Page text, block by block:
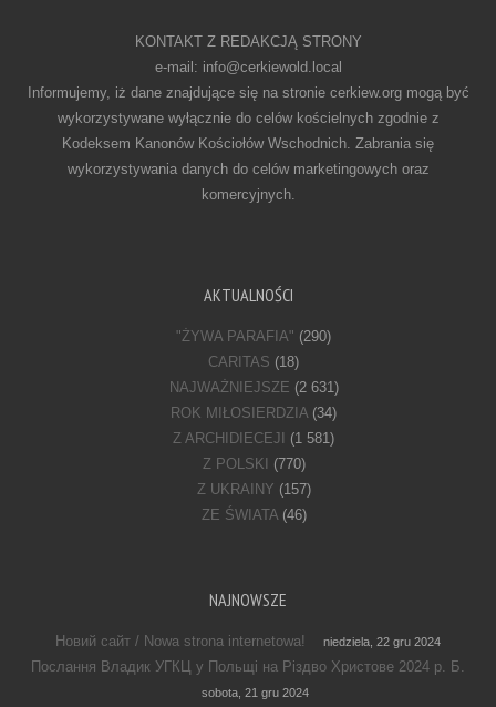
KONTAKT Z REDAKCJĄ STRONY
e-mail: info@cerkiewold.local
Informujemy, iż dane znajdujące się na stronie cerkiew.org mogą być
wykorzystywane wyłącznie do celów kościelnych zgodnie z
Kodeksem Kanonów Kościołów Wschodnich. Zabrania się
wykorzystywania danych do celów marketingowych oraz
komercyjnych.
AKTUALNOŚCI
"ŻYWA PARAFIA" (290)
CARITAS (18)
NAJWAŻNIEJSZE (2 631)
ROK MIŁOSIERDZIA(34)
Z ARCHIDIECEJI
(1 581)
Z POLSKI
(770)
Z UKRAINY (157)
ZE ŚWIATA(46)
NAJNOWSZE
Новий сайт / Nowa strona internetowa! niedziela, 22 gru 2024
Послання Владик УГКЦ у Польщі на Різдво Христове 2024 р. Б.
sobota, 21 gru 2024